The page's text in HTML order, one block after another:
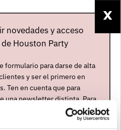
Tickets
Tickets
X
novedades y acceso
Houston Party
formulario para darse de alta
y ser el primero en
Ten en cuenta que para
una newsletter distinta. Para
un mensaje a